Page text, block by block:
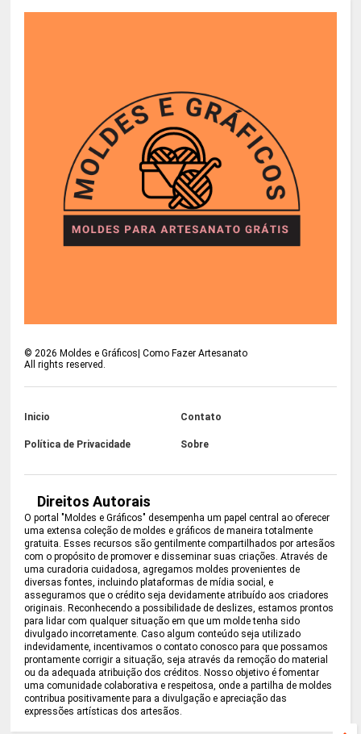
©2026 Moldes e Gráficos| Como Fazer Artesanato
All rights reserved.
Inicio Contato
Política de Privacidade Sobre
Direitos Autorais
O portal "Moldes e Gráficos" desempenha um papel central ao oferecer
uma extensa coleção de moldes e gráficos de maneira totalmente
gratuita. Esses recursos são gentilmente compartilhados por artesãos
com o propósito de promover e disseminar suas criações. Através de
uma curadoria cuidadosa, agregamos moldes provenientes de
diversas fontes, incluindo plataformas de mídia social, e
asseguramos que o crédito seja devidamente atribuído aos criadores
originais. Reconhecendo a possibilidade de deslizes, estamos prontos
para lidar com qualquer situação em que um molde tenha sido
divulgado incorretamente. Caso algum conteúdo seja utilizado
indevidamente, incentivamos o contato conosco para que possamos
prontamente corrigir a situação, seja através da remoção do material
ou da adequada atribuição dos créditos. Nosso objetivo é fomentar
uma comunidade colaborativa e respeitosa, onde a partilha de moldes
contribua positivamente para a divulgação e apreciação das
expressões artísticas dos artesãos.